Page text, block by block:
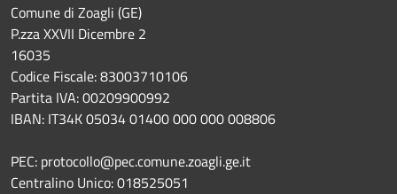
Comune di Zoagli (GE)
P.zza XXVII Dicembre 2
16035
Codice Fiscale: 83003710106
Partita IVA: 00209900992
IBAN: IT34K 05034 01400 000 000 008806
PEC: protocollo@pec.comune.zoagli.ge.it
Centralino Unico: 018525051